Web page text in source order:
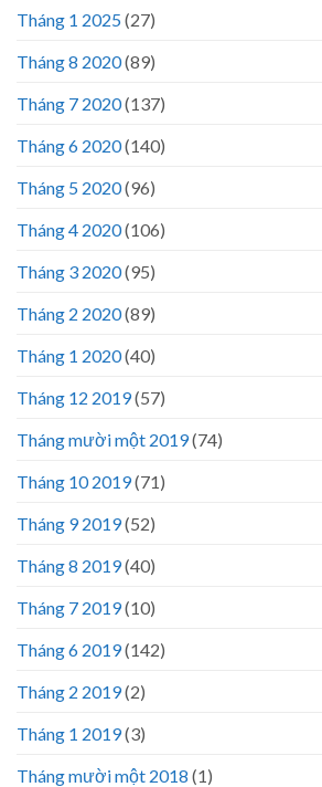
Tháng 1 2025(27)
Tháng 8 2020(89)
Tháng 7 2020(137)
Tháng 6 2020(140)
Tháng 5 2020(96)
Tháng 4 2020(106)
Tháng 3 2020(95)
Tháng 2 2020(89)
Tháng 1 2020(40)
Tháng 12 2019(57)
Tháng mười một 2019(74)
Tháng 10 2019(71)
Tháng 9 2019(52)
Tháng 8 2019(40)
Tháng 7 2019(10)
Tháng 6 2019(142)
Tháng 2 2019(2)
Tháng 1 2019(3)
Tháng mười một 2018 (1)